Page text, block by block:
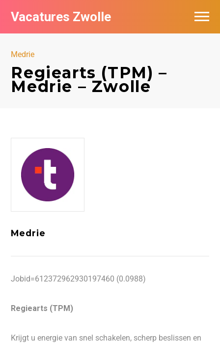
Vacatures Zwolle
Medrie
Regiearts (TPM) –
Medrie – Zwolle
Medrie
Jobid=612372962930197460 (0.0988)
Regiearts (TPM)
Krijgt u energie van snel schakelen, scherp beslissen en
Vacatures per bedrijf
Nieuwsbrief feed